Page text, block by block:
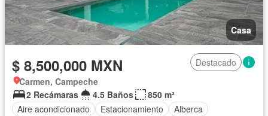
Casa
$ 8,500,000 MXN
Destacado
Carmen, Campeche
2 Recámaras
4.5 Baños
850 m²
Aire acondicionado
Estacionamiento Alberca